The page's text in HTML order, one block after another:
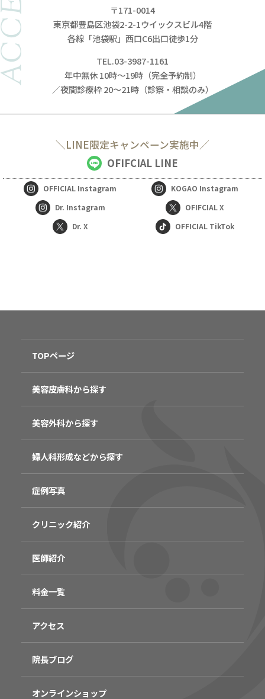
〒171-0014
東京都豊島区池袋2-2-1ウイックスビル4階
各線「池袋駅」西口C6出口徒歩1分
TEL.03-3987-1161
年中無休 10時～19時（完全予約制）
／夜間診療枠 20～21時（診察・相談のみ）
＼LINE限定キャンペーン実施中／
OFIFCIAL LINE
OFFICIAL Instagram KOGAO Instagram
Dr. Instagram
OFIFCIAL X
Dr. X
OFFICIAL TikTok
TOPページ
美容皮膚科から探す
美容外科から探す
婦人科形成などから探す
症例写真
クリニック紹介
医師紹介
料金一覧
アクセス
院長ブログ
オンラインショップ